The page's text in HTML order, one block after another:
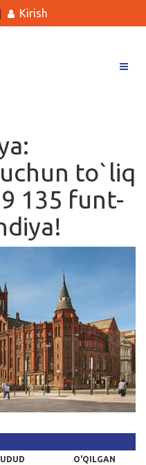
| Kirish
to`liq
135 funt-
O'QILGAN